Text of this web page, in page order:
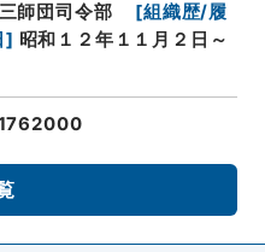
師団司令部 [組織歴/履
] 昭和１２年１１月２日～